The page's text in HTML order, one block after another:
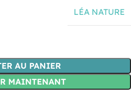
LÉA NATURE
AU PANIER
MAINTENANT